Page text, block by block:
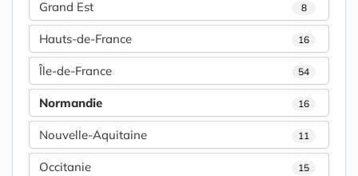
Grand Est 8
Hauts-de-France 16
Île-de-France 54
Normandie 16
Nouvelle-Aquitaine 11
Occitanie 15